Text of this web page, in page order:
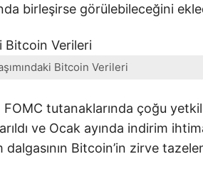
birleşirse görülebileceğini
Bitcoin Verileri
tutanaklarında çoğu
ve Ocak ayında indirim
dalgasının Bitcoin’in zirve